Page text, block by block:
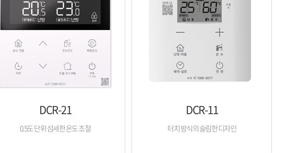
DCR-21
0.5도 단위 섬세한 온도 조절
DCR-11
터치 방식의 슬림한 디자인